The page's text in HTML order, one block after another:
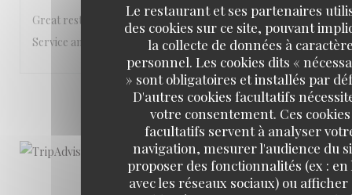
Le restaurant et ses partenaires
des cookies sur ce site, pouvant
la collecte de données à
personnel. Les cookies dits «
» sont obligatoires et installés par
D'autres cookies facultatifs
votre consentement. Ces cookies
facultatifs servent à analyser
navigation, mesurer l'audience du
proposer des fonctionnalités (ex : en
avec les réseaux sociaux) ou afficher
Great restaurant. Loved the ambience in courtyard.
Service and food were excellent. See you again very soon
1 2 3